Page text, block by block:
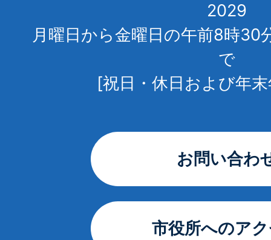
2029
月曜日から金曜日の午前8時30
で
[祝日・休日および年
お問い合わ
市役所へのア